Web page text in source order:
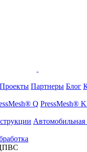
Проекты Партнеры Блог
Q PressMesh®